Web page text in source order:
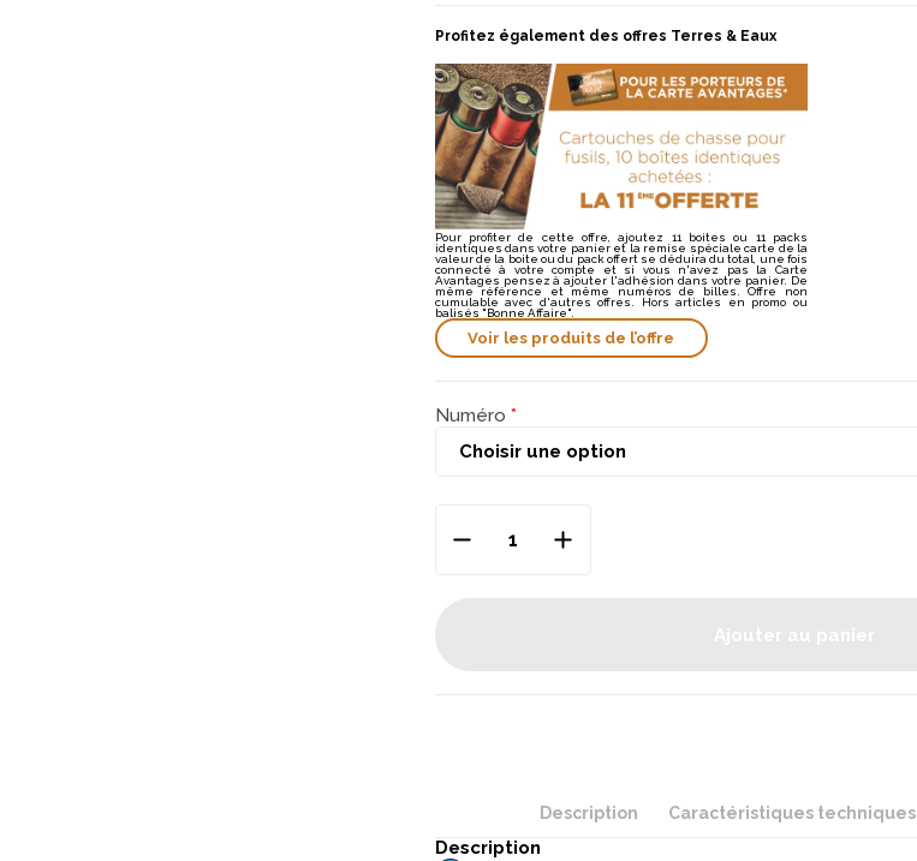
Profitez également des offres Terres & Eaux
Pour profiter de cette offre, ajoutez 11 boites ou 11 packs
identiques dans votre panier et la remise spéciale carte de la
valeur de la boite ou du pack offert se déduira du total, une fois
connecté à votre compte et si vous n'avez pas la Carte
Avantages pensez à ajouter l'adhésion dans votre panier. De
même référence et même numéros de billes. Offre non
cumulable avec d'autres offres. Hors articles en promo ou
balisés "Bonne Affaire".
Voir les produits de l’offre
Numéro
Description Caractéristiques techniques
Description